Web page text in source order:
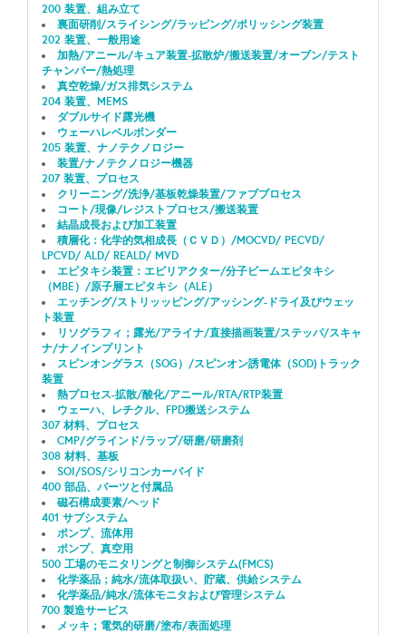
200 装置、組み立て
裏面研削/スライシング/ラッピング/ポリッシング装置
202 装置、一般用途
加熱/アニール/キュア装置-拡散炉/搬送装置/オーブン/テスト
チャンバー/熱処理
真空乾燥/ガス排気システム
204 装置、MEMS
ダブルサイド露光機
ウェーハレベルボンダー
205 装置、ナノテクノロジー
装置/ナノテクノロジー機器
207 装置、プロセス
クリーニング/洗浄/基板乾燥装置/ファブプロセス
コート/現像/レジストプロセス/搬送装置
結晶成長および加工装置
積層化：化学的気相成長（ＣＶＤ）/MOCVD/ PECVD/
LPCVD/ ALD/ REALD/ MVD
エピタキシ装置：エピリアクター/分子ビームエピタキシ
（MBE）/原子層エピタキシ（ALE）
エッチング/ストリッッピング/アッシング-ドライ及びウェッ
ト装置
リソグラフィ；露光/アライナ/直接描画装置/ステッパ/スキャ
ナ/ナノインプリント
スピンオングラス（SOG）/スピンオン誘電体（SOD)トラック
装置
熱プロセス-拡散/酸化/アニール/RTA/RTP装置
ウェーハ、レチクル、FPD搬送システム
307 材料、プロセス
CMP/グラインド/ラップ/研磨/研磨剤
308 材料、基板
SOI/SOS/シリコンカーバイド
400 部品、パーツと付属品
磁石構成要素/ヘッド
401 サブシステム
ポンプ、流体用
ポンプ、真空用
500 工場のモニタリングと制御システム(FMCS)
化学薬品；純水/流体取扱い、貯蔵、供給システム
化学薬品/純水/流体モニタおよび管理システム
700 製造サービス
メッキ；電気的研磨/塗布/表面処理